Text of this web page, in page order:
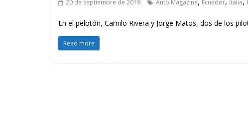
20 de septiembre de 2019 Auto Magazine Ecuador Italia
En el pelotón, Camilo Rivera y Jorge Matos, dos de los
Read more